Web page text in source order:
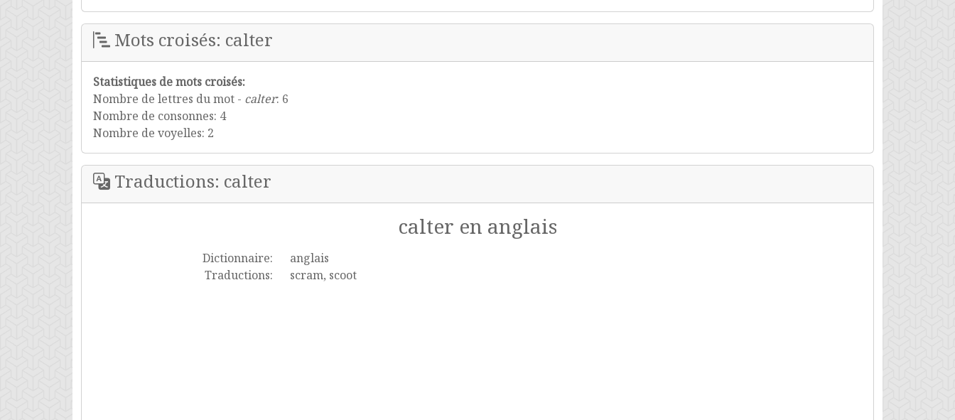
Mots croisés: calter
Statistiques de mots croisés:
Nombre de lettres du mot - calter: 6
Nombre de consonnes: 4
Nombre de voyelles: 2
Traductions: calter
calter en anglais
Dictionnaire:
anglais
Traductions:
scram, scoot